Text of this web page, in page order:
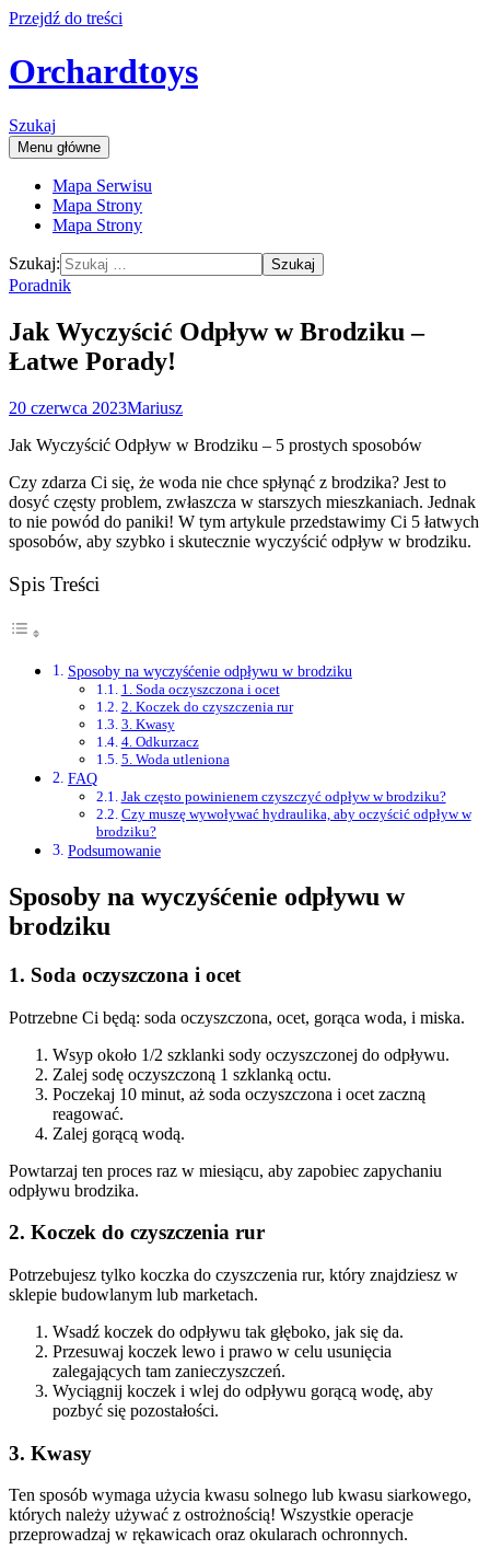
Przejdź do treści
Orchardtoys
Szukaj
Menu główne
Mapa Serwisu
Mapa Strony
Mapa Strony
Szukaj:
Poradnik
Jak Wyczyścić Odpływ w Brodziku –
Łatwe Porady!
20 czerwca 2023Mariusz
Jak Wyczyścić Odpływ w Brodziku – 5 prostych sposobów
Czy zdarza Ci się, że woda nie chce spłynąć z brodzika? Jest to
dosyć częsty problem, zwłaszcza w starszych mieszkaniach. Jednak
to nie powód do paniki! W tym artykule przedstawimy Ci 5 łatwych
sposobów, aby szybko i skutecznie wyczyścić odpływ w brodziku.
Spis Treści
Sposoby na wyczyśćenie odpływu w brodziku
1. Soda oczyszczona i ocet
2. Koczek do czyszczenia rur
3. Kwasy
4. Odkurzacz
5. Woda utleniona
FAQ
Jak często powinienem czyszczyć odpływ w brodziku?
Czy muszę wywoływać hydraulika, aby oczyścić odpływ w
brodziku?
Podsumowanie
Sposoby na wyczyśćenie odpływu w
brodziku
1. Soda oczyszczona i ocet
Potrzebne Ci będą: soda oczyszczona, ocet, gorąca woda, i miska.
Wsyp około 1/2 szklanki sody oczyszczonej do odpływu.
Zalej sodę oczyszczoną 1 szklanką octu.
Poczekaj 10 minut, aż soda oczyszczona i ocet zaczną
reagować.
Zalej gorącą wodą.
Powtarzaj ten proces raz w miesiącu, aby zapobiec zapychaniu
odpływu brodzika.
2. Koczek do czyszczenia rur
Potrzebujesz tylko koczka do czyszczenia rur, który znajdziesz w
sklepie budowlanym lub marketach.
Wsadź koczek do odpływu tak głęboko, jak się da.
Przesuwaj koczek lewo i prawo w celu usunięcia
zalegających tam zanieczyszczeń.
Wyciągnij koczek i wlej do odpływu gorącą wodę, aby
pozbyć się pozostałości.
3. Kwasy
Ten sposób wymaga użycia kwasu solnego lub kwasu siarkowego,
których należy używać z ostrożnością! Wszystkie operacje
przeprowadzaj w rękawicach oraz okularach ochronnych.